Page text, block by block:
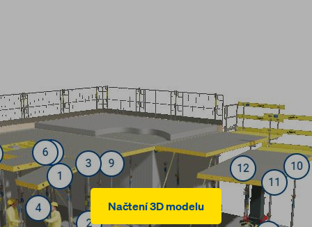
Načtení 3D modelu